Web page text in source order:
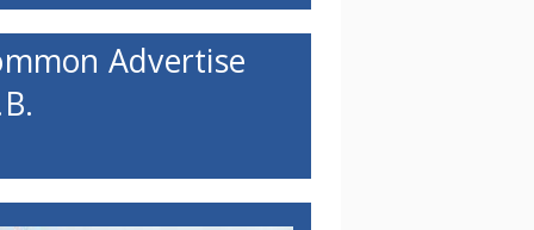
Advertise